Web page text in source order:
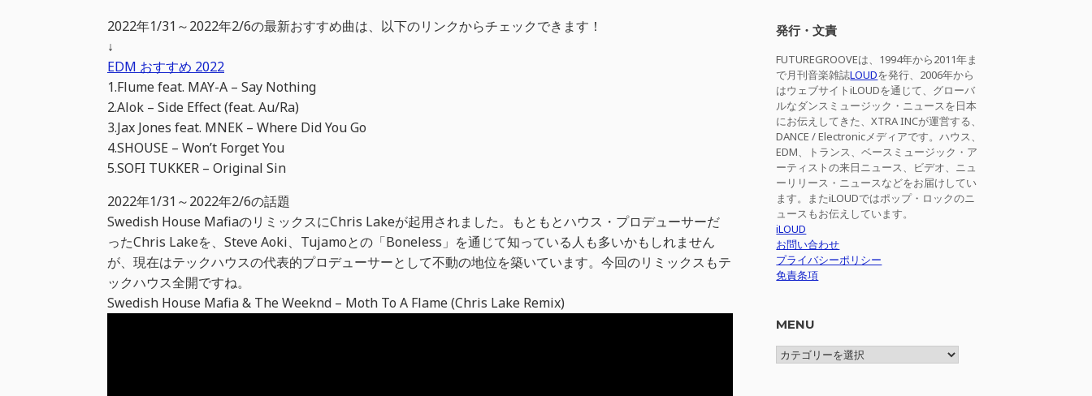
2022年1/31～2022年2/6の最新おすすめ曲は、以下のリンクからチェックできます！
↓
EDM おすすめ 2022
1.Flume feat. MAY-A – Say Nothing
2.Alok – Side Effect (feat. Au/Ra)
3.Jax Jones feat. MNEK – Where Did You Go
4.SHOUSE – Won’t Forget You
5.SOFI TUKKER – Original Sin
2022年1/31～2022年2/6の話題
Swedish House MafiaのリミックスにChris Lakeが起用されました。もともとハウス・プロデューサーだ
ったChris Lakeを、Steve Aoki、Tujamoとの「Boneless」を通じて知っている人も多いかもしれません
が、現在はテックハウスの代表的プロデューサーとして不動の地位を築いています。今回のリミックスもテ
ックハウス全開ですね。
Swedish House Mafia & The Weeknd – Moth To A Flame (Chris Lake Remix)
発行・文責
FUTUREGROOVEは、1994年から2011年ま
で月刊音楽雑誌LOUDを発行、2006年から
はウェブサイトiLOUDを通じて、グローバ
ルなダンスミュージック・ニュースを日本
にお伝えしてきた、XTRA INCが運営する、
DANCE / Electronicメディアです。ハウス、
EDM、トランス、ベースミュージック・ア
ーティストの来日ニュース、ビデオ、ニュ
ーリリース・ニュースなどをお届けしてい
ます。またiLOUDではポップ・ロックのニ
ュースもお伝えしています。
iLOUD
お問い合わせ
プライバシーポリシー
免責条項
MENU
MENU